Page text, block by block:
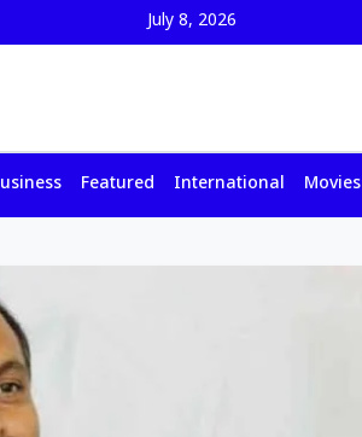
July 8, 2026
Featured International Movies